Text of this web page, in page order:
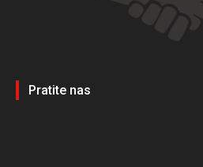
Pratite nas